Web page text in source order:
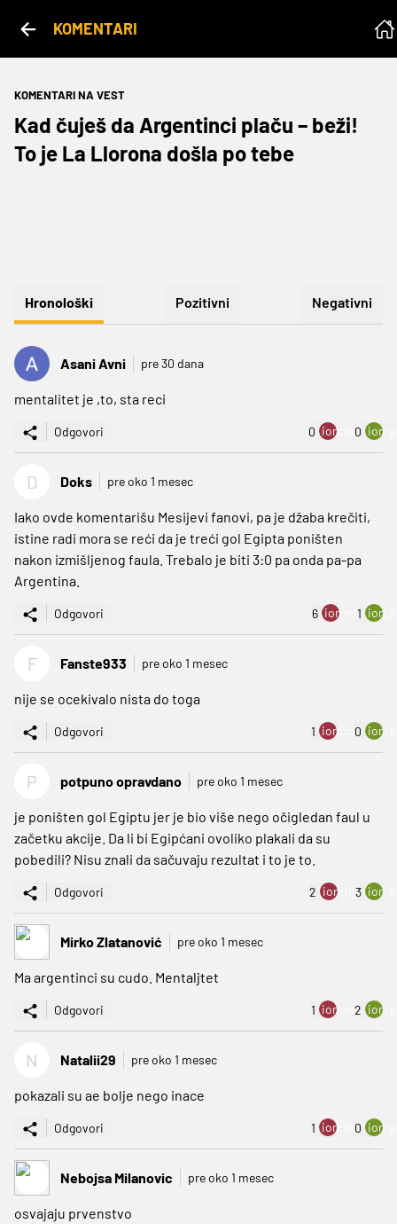
KOMENTARI
KOMENTARI NA VEST
Kad čuješ da Argentinci plaču – beži!
To je La Llorona došla po tebe
Hronološki Pozitivni Negativni
Asani Avni pre 30 dana
mentalitet je ,to, sta reci
Odgovori 0 ion:minus
0
D Doks pre oko 1 mesec
Iako ovde komentarišu Mesijevi fanovi, pa je džaba krečiti,
istine radi mora se reći da je treći gol Egipta poništen
nakon izmišljenog faula. Trebalo je biti 3:0 pa onda pa-pa
Argentina.
Odgovori 6 ion:minus
1
F Fanste933 pre oko 1 mesec
nije se ocekivalo nista do toga
Odgovori 1 ion:minus
0
P potpuno opravdano pre oko 1 mesec
je poništen gol Egiptu jer je bio više nego očigledan faul u
začetku akcije. Da li bi Egipćani ovoliko plakali da su
pobedili? Nisu znali da sačuvaju rezultat i to je to.
Odgovori 2 ion:minus
3
Mirko Zlatanović pre oko 1 mesec
Ma argentinci su cudo. Mentaljtet
Odgovori 1 ion:minus
2
N Natalii29 pre oko 1 mesec
pokazali su ae bolje nego inace
Odgovori 1 ion:minus
0
Nebojsa Milanovic pre oko 1 mesec
osvajaju prvenstvo